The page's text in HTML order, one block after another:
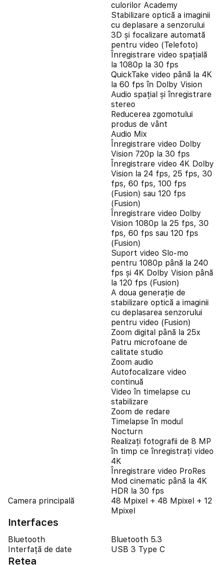
culorilor Academy
Stabilizare optică a imaginii
cu deplasare a senzorului
3D și focalizare automată
pentru video (Telefoto)
Înregistrare video spațială
la 1080p la 30 fps
QuickTake video până la 4K
la 60 fps în Dolby Vision
Audio spațial și înregistrare
stereo
Reducerea zgomotului
produs de vânt
Audio Mix
Înregistrare video Dolby
Vision 720p la 30 fps
Înregistrare video 4K Dolby
Vision la 24 fps, 25 fps, 30
fps, 60 fps, 100 fps
(Fusion) sau 120 fps
(Fusion)
Înregistrare video Dolby
Vision 1080p la 25 fps, 30
fps, 60 fps sau 120 fps
(Fusion)
Suport video Slo-mo
pentru 1080p până la 240
fps și 4K Dolby Vision până
la 120 fps (Fusion)
A doua generație de
stabilizare optică a imaginii
cu deplasarea senzorului
pentru video (Fusion)
Zoom digital până la 25x
Patru microfoane de
calitate studio
Zoom audio
Autofocalizare video
continuă
Video în timelapse cu
stabilizare
Zoom de redare
Timelapse în modul
Nocturn
Realizați fotografii de 8 MP
în timp ce înregistrați video
4K
Înregistrare video ProRes
Mod cinematic până la 4K
HDR la 30 fps
Camera principală
48 Mpixel + 48 Mpixel + 12
Mpixel
Interfaces
Bluetooth
Bluetooth 5.3
Interfață de date
USB 3 Type C
Reţea